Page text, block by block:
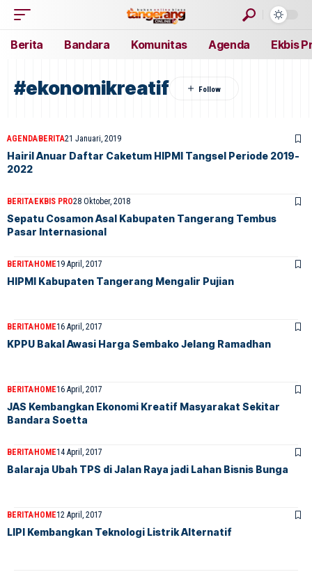
Berita Bandara Komunitas Agenda Ekbis
#ekonomikreatif
AGENDABERITA21 Januari, 2019
Hairil Anuar Daftar Caketum HIPMI Tangsel Periode 2019-
2022
BERITAEKBIS PRO28 Oktober, 2018
Sepatu Cosamon Asal Kabupaten Tangerang Tembus
Pasar Internasional
BERITAHOME19 April, 2017
HIPMI Kabupaten Tangerang Mengalir Pujian
BERITAHOME16 April, 2017
KPPU Bakal Awasi Harga Sembako Jelang Ramadhan
BERITAHOME16 April, 2017
JAS Kembangkan Ekonomi Kreatif Masyarakat Sekitar
Bandara Soetta
BERITAHOME14 April, 2017
Balaraja Ubah TPS di Jalan Raya jadi Lahan Bisnis Bunga
BERITAHOME12 April, 2017
LIPI Kembangkan Teknologi Listrik Alternatif